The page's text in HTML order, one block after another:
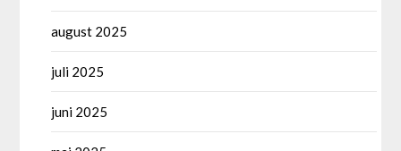
august 2025
juli 2025
juni 2025